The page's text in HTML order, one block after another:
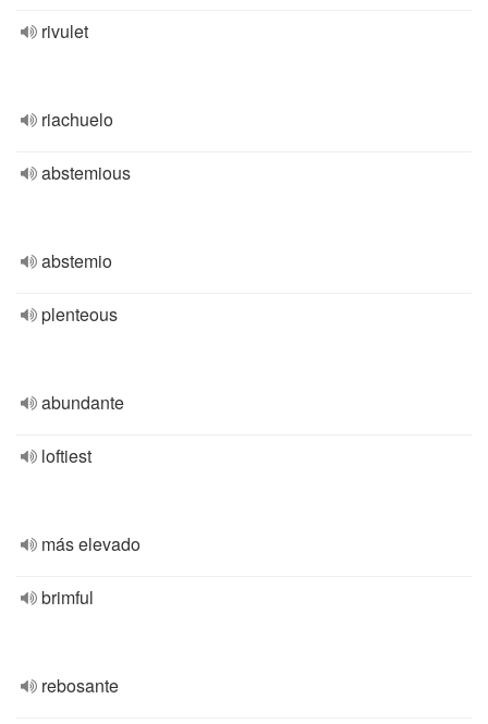
rivulet
riachuelo
abstemious
abstemio
plenteous
abundante
loftiest
más elevado
brimful
rebosante